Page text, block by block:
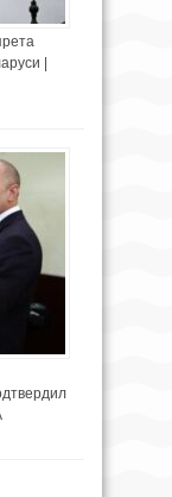
|